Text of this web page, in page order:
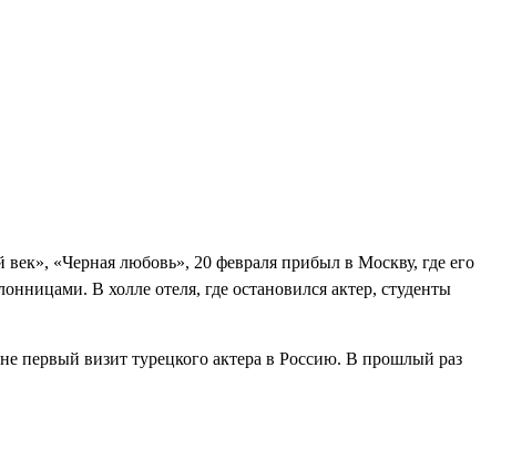
«Черная любовь», 20 февраля прибыл в Москву, где его
В холле отеля, где остановился актер, студенты
первый визит турецкого актера в Россию. В прошлый раз